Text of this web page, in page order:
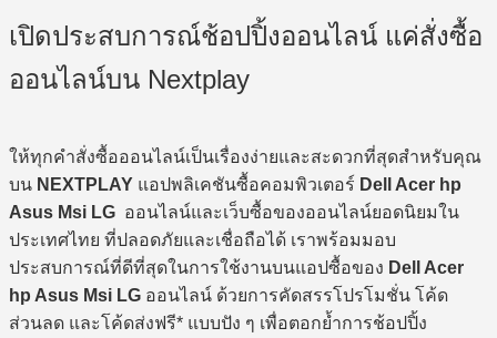
เปิดประสบการณ์ช้อปปิ้งออนไลน์ แค่สั่งซื้อ
ออนไลน์บน Nextplay
ให้ทุกคำสั่งซื้อออนไลน์เป็นเรื่องง่ายและสะดวกที่สุดสำหรับคุณ
บน NEXTPLAY แอปพลิเคชันซื้อคอมพิวเตอร์ Dell Acer hp
Asus Msi LG ออนไลน์และเว็บซื้อของออนไลน์ยอดนิยมใน
ประเทศไทย ที่ปลอดภัยและเชื่อถือได้ เราพร้อมมอบ
ประสบการณ์ที่ดีที่สุดในการใช้งานบนแอปซื้อของ Dell Acer
hp Asus Msi LG ออนไลน์ ด้วยการคัดสรรโปรโมชั่น โค้ด
ส่วนลด และโค้ดส่งฟรี* แบบปัง ๆ เพื่อตอกย้ำการช้อปปิ้ง